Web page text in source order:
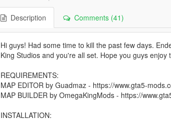
Description Comments (41)
Hi guys! Had some time to kill the past few days.
King Studios and you're all set. Hope you guys enjoy
REQUIREMENTS:
MAP EDITOR by Guadmaz - https://www.gta5-
MAP BUILDER by OmegaKingMods - https://
INSTALLATION: